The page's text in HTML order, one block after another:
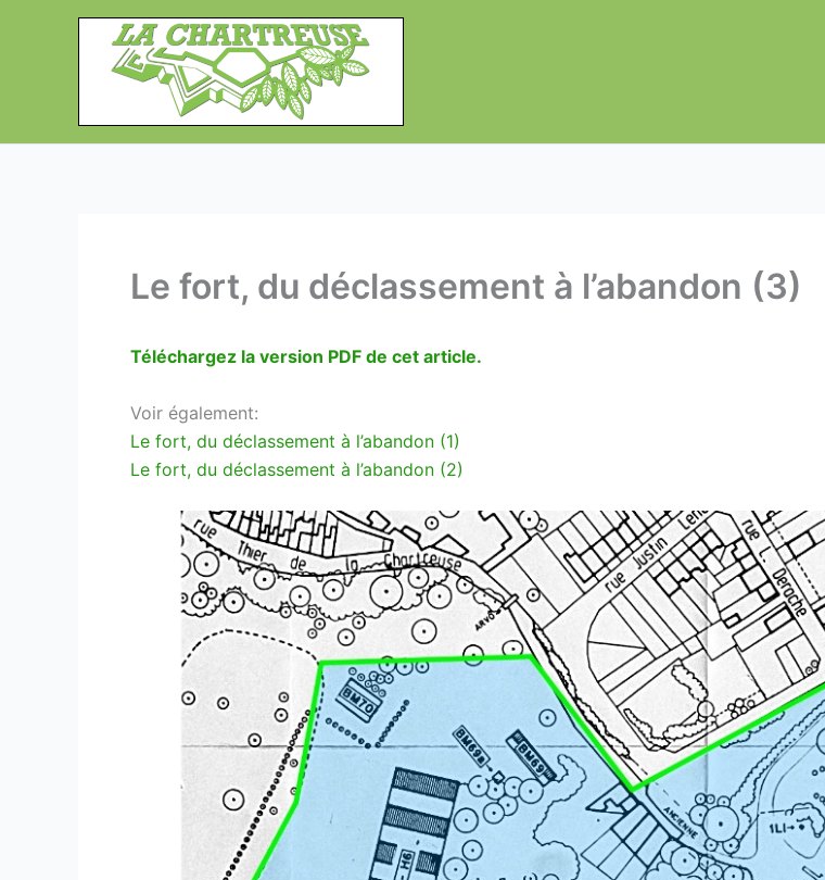
Le fort, du déclassement à l’abandon (3)
Téléchargez la version PDF de cet article.
Voir également:
Le fort, du déclassement à l’abandon (1)
Le fort, du déclassement à l’abandon (2)